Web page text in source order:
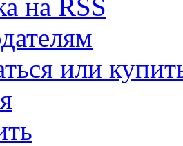
на RSS
или